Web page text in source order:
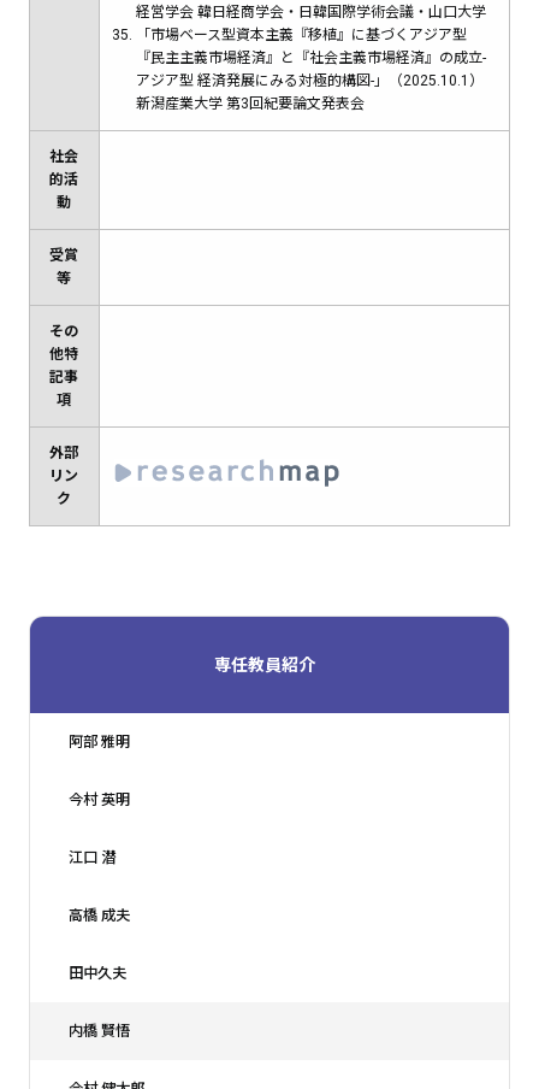
経営学会 韓日経商学会・日韓国際学術会議・山口大学
「市場ベース型資本主義『移植』に基づくアジア型
『民主主義市場経済』と『社会主義市場経済』の成立-
アジア型 経済発展にみる対極的構図-」（2025.10.1）
新潟産業大学 第3回紀要論文発表会
社会
的活
動
受賞
等
その
他特
記事
項
外部
リン
ク
専任教員紹介
阿部 雅明
今村 英明
江口 潜
高橋 成夫
田中久夫
内橋 賢悟